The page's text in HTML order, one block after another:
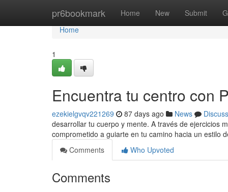
pr6bookmark Home New Submit
Home
Home
1
Encuentra tu centro con
ezekielgvqv221269 87 days ago News
Discuss
desarrollar tu cuerpo y mente. A través de ejercicios
comprometido a guiarte en tu camino hacia un estilo
Comments
Who Upvoted
Comments